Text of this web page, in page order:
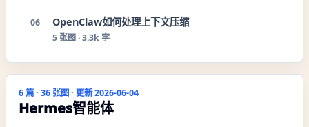
06 OpenClaw如何处理上下文压缩
5 张图 ·3.3k 字
6篇 · 36张图 · 更新2026-06-04
Hermes智能体